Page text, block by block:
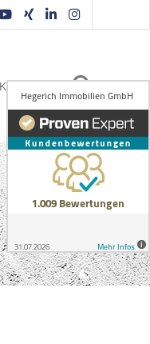
Kontakt